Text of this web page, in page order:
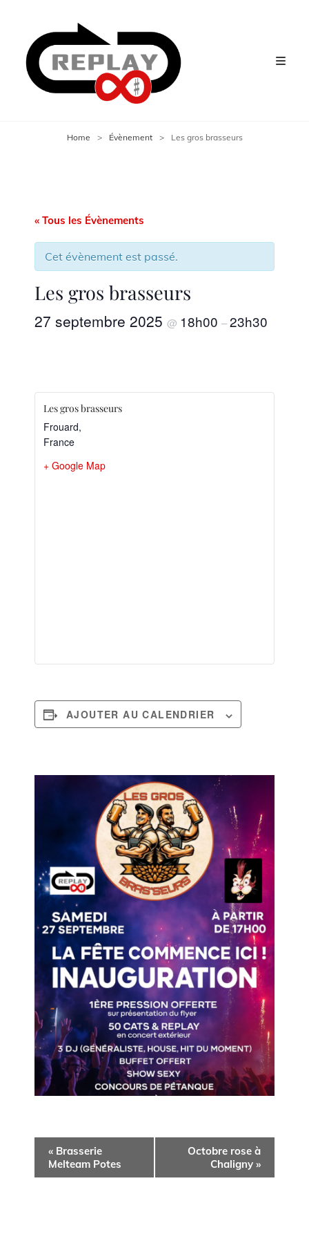
Home > Évènement > Les gros brasseurs
« Tous les Évènements
Cet évènement est passé.
Les gros brasseurs
27 septembre 2025 @ 18h00 –23h30
Les gros brasseurs
Frouard,
France
+ Google Map
AJOUTER AU CALENDRIER
v
« Brasserie
Melteam Potes
Octobre rose à
Chaligny »